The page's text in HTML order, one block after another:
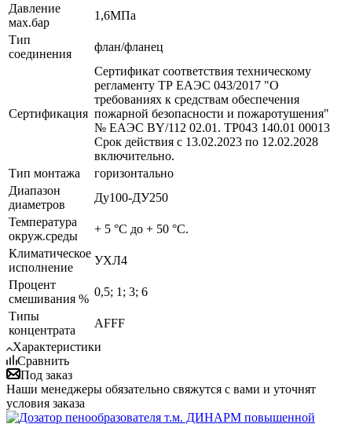
Давление
мах.бар
1,6МПа
Тип
соединения
флан/фланец
Сертификация
Сертификат соответствия техническому
регламенту ТР ЕАЭС 043/2017 "О
требованиях к средствам обеспечения
пожарной безопасности и пожаротушения"
№ ЕАЭС BY/112 02.01. ТР043 140.01 00013
Срок действия с 13.02.2023 по 12.02.2028
включительно.
Тип монтажа
горизонтально
Диапазон
диаметров
Ду100-ДУ250
Температура
окруж.среды
+ 5 °С до + 50 °С.
Климатическое
исполнение
УХЛ4
Процент
смешивания %
0,5; 1; 3; 6
Типы
концентрата
AFFF
Характеристики
Сравнить
Под заказ
Наши менеджеры обязательно свяжутся с вами и уточнят
условия заказа